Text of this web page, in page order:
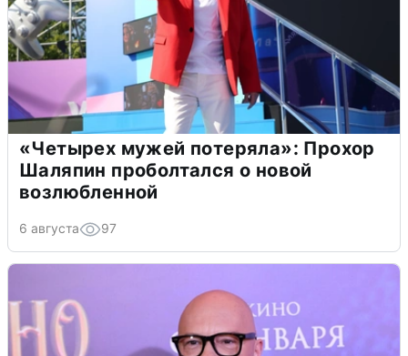
«Четырех мужей потеряла»: Прохор
Шаляпин проболтался о новой
возлюбленной
6 августа 97